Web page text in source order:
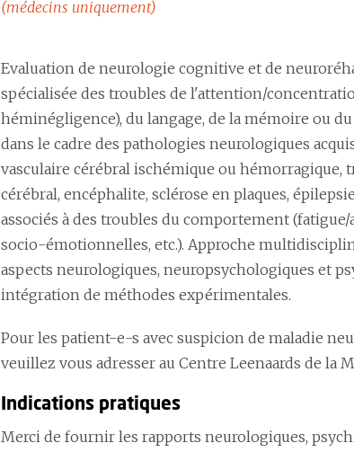
(médecins uniquement)
Evaluation de neurologie cognitive et de
spécialisée des troubles de l'attention/
héminégligence), du langage, de la mémoire ou
dans le cadre des pathologies neurologiques
vasculaire cérébral ischémique ou hémorragique,
cérébral, encéphalite, sclérose en plaques,
associés à des troubles du comportement
socio-émotionnelles, etc.). Approche
aspects neurologiques, neuropsychologiques et
intégration de méthodes expérimentales.
Pour les patient-e-s avec suspicion de maladie
veuillez vous adresser au Centre Leenaards de la
Indications pratiques
Merci de fournir les rapports neurologiques,